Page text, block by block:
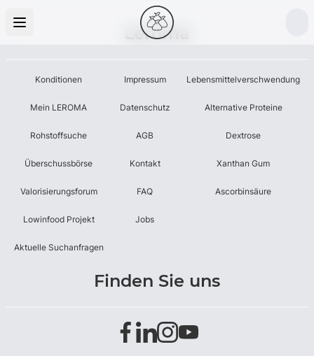
Leroma
Konditionen
Mein LEROMA
Rohstoffsuche
Überschussbörse
Valorisierungsforum
Lowinfood Projekt
Aktuelle Suchanfragen
Impressum
Datenschutz
AGB
Kontakt
FAQ
Jobs
Lebensmittelverschwendung
Alternative Proteine
Dextrose
Xanthan Gum
Ascorbinsäure
Finden Sie uns